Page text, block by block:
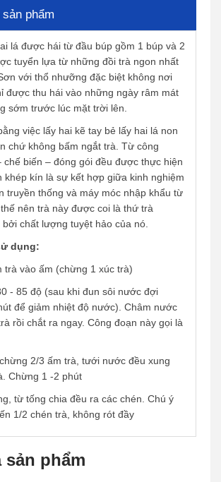
phẩm
lá được hái từ đầu búp gồm 1 búp và 2
tuyển lựa từ những đồi trà ngon nhất
với thổ nhưỡng đặc biệt không nơi
được thu hái vào những ngày râm mát
sớm trước lúc mặt trời lên.
việc lấy hai kẽ tay bẻ lấy hai lá non
chứ không bấm ngắt trà. Từ công
chế biến – đóng gói đều được thực hiện
khép kín là sự kết hợp giữa kinh nghiệm
truyền thống và máy móc nhập khẩu từ
nên trà này được coi là thứ trà
chất lượng tuyệt hảo của nó.
dụng:
trà vào ấm (chừng 1 xúc trà)
- 85 độ (sau khi đun sôi nước đợi
để giảm nhiệt độ nước). Châm nước
rồi chắt ra ngay. Công đoạn này gọi là
2/3 ấm trà, tưới nước đều xung
Chừng 1 -2 phút
từ tống chia đều ra các chén. Chú ý
1/2 chén trà, không rót đầy
phẩm